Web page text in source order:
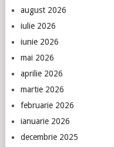
august 2026
iulie 2026
iunie 2026
mai 2026
aprilie 2026
martie 2026
februarie 2026
ianuarie 2026
decembrie 2025